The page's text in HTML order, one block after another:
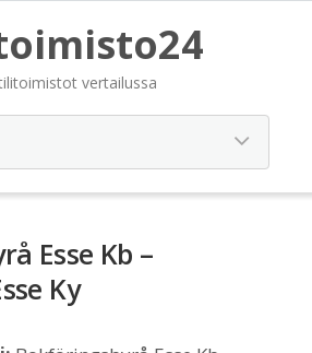
vertailussa
Esse Kb –
Ky